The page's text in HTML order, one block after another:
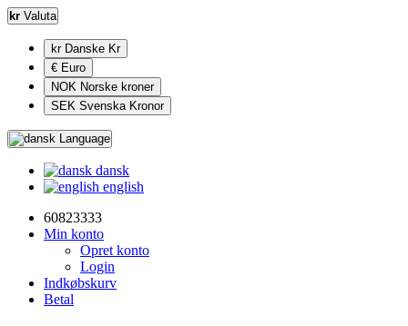
kr Valuta
kr Danske Kr
€ Euro
NOK Norske kroner
SEK Svenska Kronor
Language
dansk
english
60823333
Min konto
Opret konto
Login
Indkøbskurv
Betal